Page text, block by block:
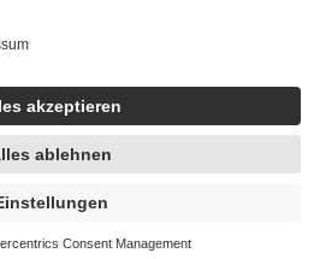
unabhängigen Dienstleister für die
dass es sich um echte Bewertungen
findest du hier:
de/articles/4419944605341
unter Zuhilfenahme künstlicher